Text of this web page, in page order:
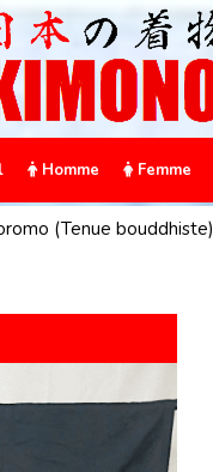
Homme Femme
(Tenue bouddhiste)